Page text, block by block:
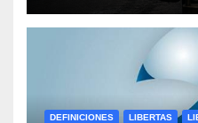
DEFINICIONES LIBERTAS